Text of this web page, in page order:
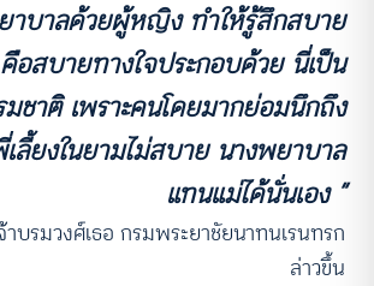
าบาลด้วยผู้หญิง ทำให้รู้สึกสบาย
อสบายทางใจประกอบด้วย นี่เป็น
มชาติ เพราะคนโดยมากย่อมนึกถึง
ลี้ยงในยามไม่สบาย นางพยาบาล
แทนแม่ได้นั่นเอง ”
าบรมวงศ์เธอ กรมพระยาชัยนาทนเรนทรก
ล่าวขึ้น